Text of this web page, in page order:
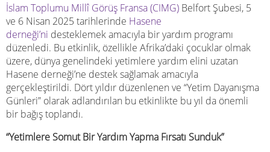
İslam Toplumu Millî Görüş Fransa (CIMG) Belfort Şubesi, 5
ve 6 Nisan 2025 tarihlerinde Hasene
derneği’ni desteklemek amacıyla bir yardım programı
düzenledi. Bu etkinlik, özellikle Afrika’daki çocuklar olmak
üzere, dünya genelindeki yetimlere yardım elini uzatan
Hasene derneği’ne destek sağlamak amacıyla
gerçekleştirildi. Dört yıldır düzenlenen ve “Yetim Dayanışma
Günleri” olarak adlandırılan bu etkinlikte bu yıl da önemli
bir bağış toplandı.
“Yetimlere Somut Bir Yardım Yapma Fırsatı Sunduk”